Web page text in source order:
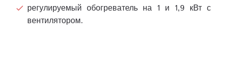
регулируемый обогреватель на 1 и 1,9 кВт с
вентилятором.